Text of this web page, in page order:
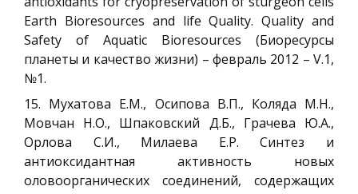
Earth Bioresources and life Quality. Quality and
Safety of Aquatic Bioresources (Биоресурсы
планеты и качество жизни) – февраль 2012 – V.1,
№1.
15. Мухатова Е.М., Осипова В.П., Коляда М.Н.,
Мовчан Н.О., Шпаковский Д.Б., Грачева Ю.А.,
Орлова С.И., Милаева Е.Р. Синтез и
антиоксидантная активность новых
оловоорганических соединений, содержащих